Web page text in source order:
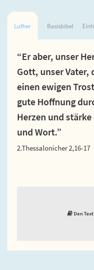
Luther Basisbibel
“Er aber, unser
Gott, unser Vater,
einen ewigen
gute Hoffnung
Herzen und
und Wort.”
2.Thessalonicher 2,16-17
Den